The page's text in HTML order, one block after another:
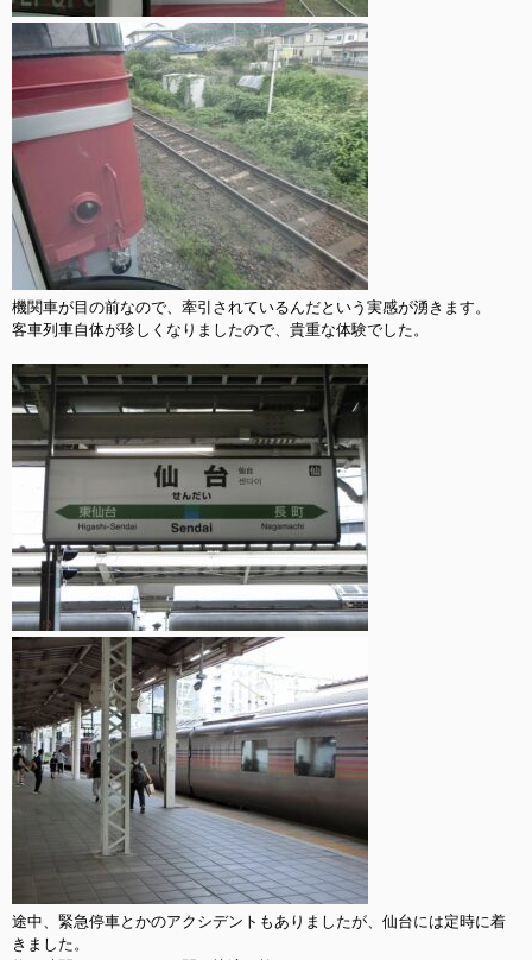
機関車が目の前なので、牽引されているんだという実感が湧きます。
客車列車自体が珍しくなりましたので、貴重な体験でした。
途中、緊急停車とかのアクシデントもありましたが、仙台には定時に着
きました。